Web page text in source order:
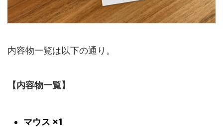
内容物一覧は以下の通り。
【内容物一覧】
マウス ×1